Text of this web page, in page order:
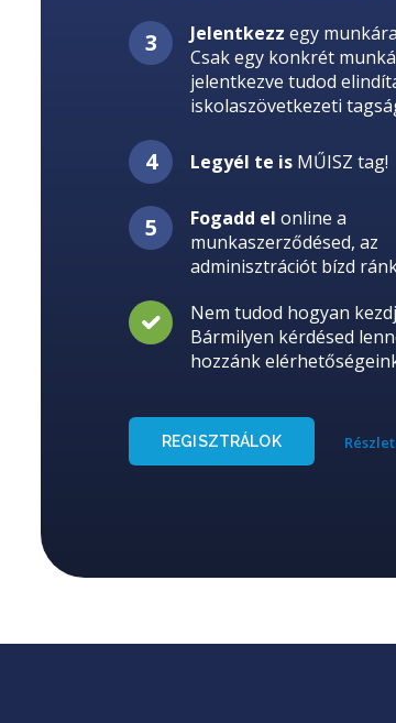
Jelentkezz egy
Csak egy konkrét
jelentkezve tudod
iskolaszövetkezeti
Legyél te is MŰISZ tag!
Fogadd el online a
munkaszerződésed, az
adminisztrációt bízd
Nem tudod hogyan
Bármilyen kérdésed
hozzánk
REGISZTRÁLOK